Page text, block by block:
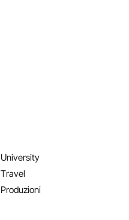
University
Travel
Produzioni